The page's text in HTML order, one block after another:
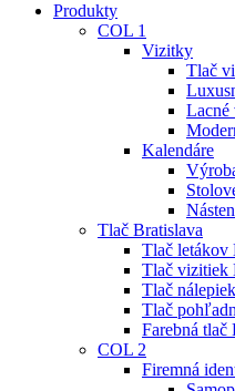
Produkty
COL 1
Vizitky
Tlač
Kalendáre
Tlač Bratislava
Tlač letákov
Tlač vizitiek
Tlač
Tlač
Farebná tlač
COL 2
Firemná